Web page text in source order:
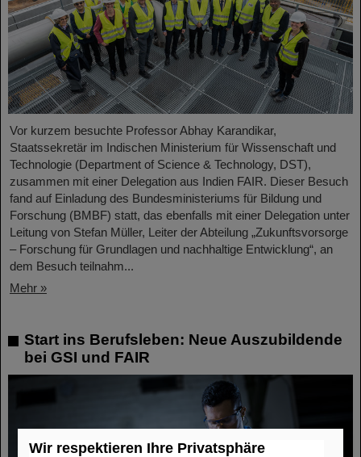
Vor kurzem besuchte Professor Abhay Karandikar,
Staatssekretär im Indischen Ministerium für Wissenschaft und
Technologie (Department of Science & Technology, DST),
zusammen mit einer Delegation aus Indien FAIR. Dieser Besuch
fand auf Einladung des Bundesministeriums für Bildung und
Forschung (BMBF) statt, das ebenfalls mit einer Delegation unter
Leitung von Stefan Müller, Leiter der Abteilung „Zukunftsvorsorge
– Forschung für Grundlagen und nachhaltige Entwicklung“, an
dem Besuch teilnahm...
Mehr »
Start ins Berufsleben: Neue Auszubildende
bei GSI und FAIR
Wir respektieren Ihre Privatsphäre